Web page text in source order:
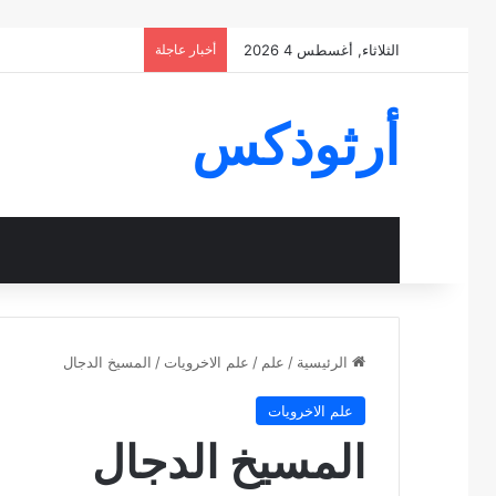
الثلاثاء, أغسطس 4 2026 أخبار عاجلة
أرثوذكس
الرئيسية / علم / علم الاخرويات / المسيخ الدجال
علم الاخرويات
المسيخ الدجال